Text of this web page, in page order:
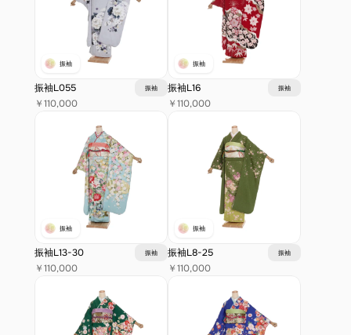
振袖
振袖L055 振袖
￥110,000
振袖
振袖L16 振袖
￥110,000
振袖
振袖L13-30 振袖
￥110,000
振袖
振袖L8-25 振袖
￥110,000